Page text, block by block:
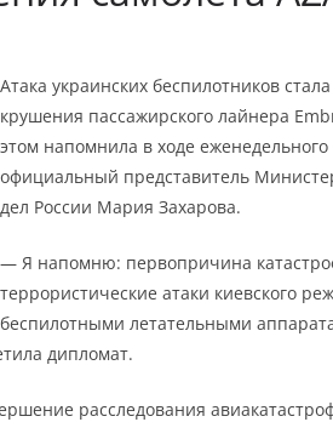
Атака украинских беспилотников
крушения пассажирского лайнера
этом напомнила в ходе
официальный представитель
дел России Мария Захарова.
— Я напомню: первопричина
террористические атаки киевского
беспилотными летательными
дипломат.
расследования